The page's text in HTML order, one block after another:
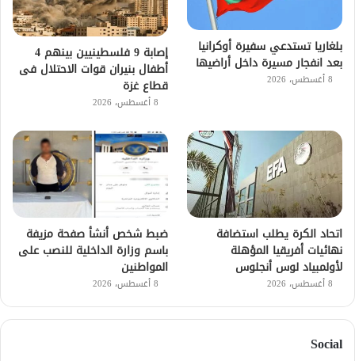
بلغاريا تستدعي سفيرة أوكرانيا
بعد انفجار مسيرة داخل أراضيها
8 أغسطس، 2026
إصابة 9 فلسطينيين بينهم 4
أطفال بنيران قوات الاحتلال فى
قطاع غزة
8 أغسطس، 2026
اتحاد الكرة يطلب استضافة
نهائيات أفريقيا المؤهلة
لأولمبياد لوس أنجلوس
8 أغسطس، 2026
ضبط شخص أنشأ صفحة مزيفة
باسم وزارة الداخلية للنصب على
المواطنين
8 أغسطس، 2026
Social